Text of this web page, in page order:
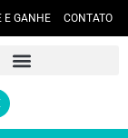
E GANHE CONTATO